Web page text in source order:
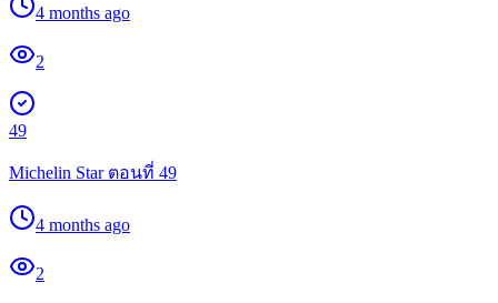
4 months ago
2
49
Michelin Star ตอนที่ 49
4 months ago
2